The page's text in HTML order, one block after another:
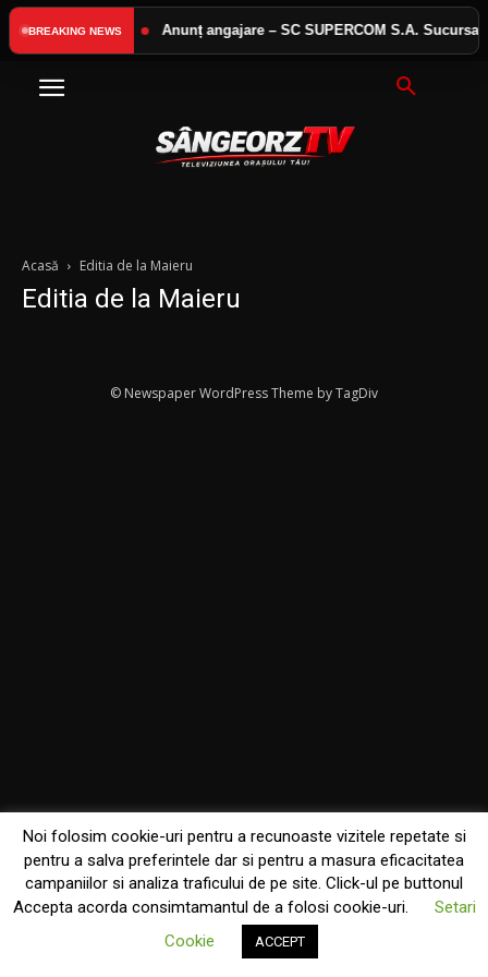
BREAKING NEWS
interes public Anunț angajare – SC SUPERCOM S.A.
Acasă Editia de la Maieru
Editia de la Maieru
© Newspaper WordPress Theme by TagDiv
Noi folosim cookie-uri pentru a recunoaste vizitele repetate si
pentru a salva preferintele dar si pentru a masura eficacitatea
campaniilor si analiza traficului de pe site. Click-ul pe buttonul
Accepta acorda consimtamantul de a folosi cookie-uri.
Setari
Cookie
ACCEPT